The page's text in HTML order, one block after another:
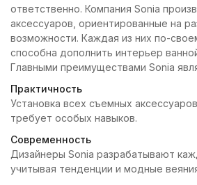
ответственно. Компания Sonia
аксессуаров, ориентированные на
возможности. Каждая из них по-
способна дополнить интерьер
Главными преимуществами Sonia
Практичность
Установка всех съемных
требует особых навыков.
Современность
Дизайнеры Sonia разрабатывают
учитывая тенденции и модные